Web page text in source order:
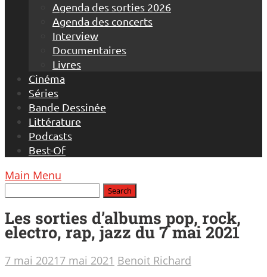
Agenda des sorties 2026
Agenda des concerts
Interview
Documentaires
Livres
Cinéma
Séries
Bande Dessinée
Littérature
Podcasts
Best-Of
Main Menu
Les sorties d’albums pop, rock,
electro, rap, jazz du 7 mai 2021
7 mai 20217 mai 2021 Benoit Richard